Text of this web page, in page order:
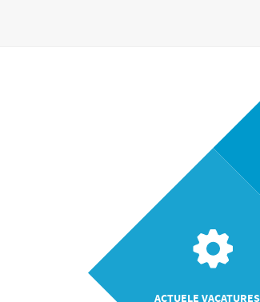
ACTUELE